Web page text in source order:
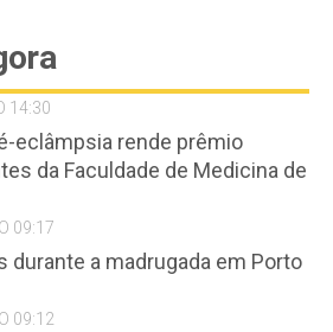
14:30
eclâmpsia rende prêmio
da Faculdade de Medicina de
09:17
durante a madrugada em Porto
09:12